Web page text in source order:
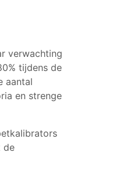
verwachting
tijdens de
aantal
en strenge
de